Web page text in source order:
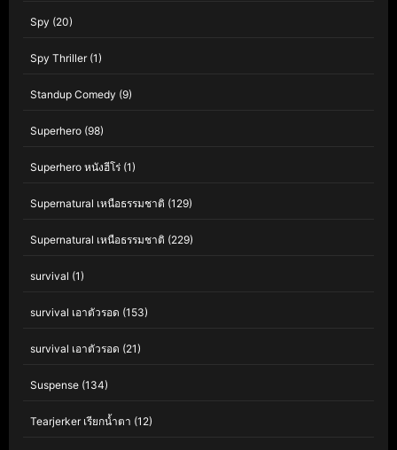
Spy (20)
Spy Thriller(1)
Standup Comedy (9)
Superhero (98)
Superhero หนังฮีโร่ (1)
Supernatural เหนือธรรมชาติ (129)
Supernatural เหนือธรรมชาติ (229)
survival (1)
survival เอาตัวรอด (153)
survival เอาตัวรอด (21)
Suspense (134)
Tearjerker เรียกน้ำตา (12)